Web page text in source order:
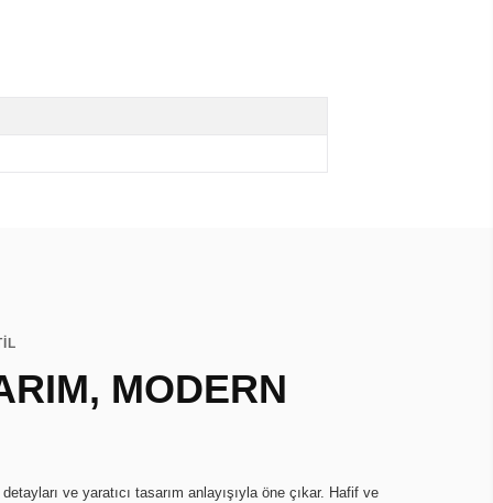
MODERN
ve yaratıcı tasarım anlayışıyla öne çıkar. Hafif ve